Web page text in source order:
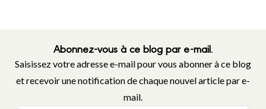
Abonnez-vous à ce blog par e-mail.
Saisissez votre adresse e-mail pour vous abonner à ce blog
et recevoir une notification de chaque nouvel article par e-
mail.